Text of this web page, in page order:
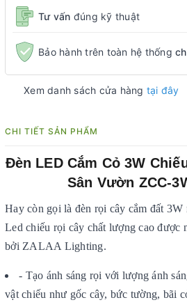
Tư vấn đúng kỹ thuật
Bảo hành trên toàn hệ thống
Xem danh sách cửa hàng tại đây
CHI TIẾT SẢN PHẨM
Đèn LED Cắm Cỏ 3W
Sân Vườn ZCC-
Hay còn gọi là đèn rọi cây cắm đất 3W
Led chiếu rọi cây chất lượng cao được
bởi ZALAA Lighting.
- Tạo ánh sáng rọi với lượng ánh
vật chiếu như gốc cây, bức tường, bãi